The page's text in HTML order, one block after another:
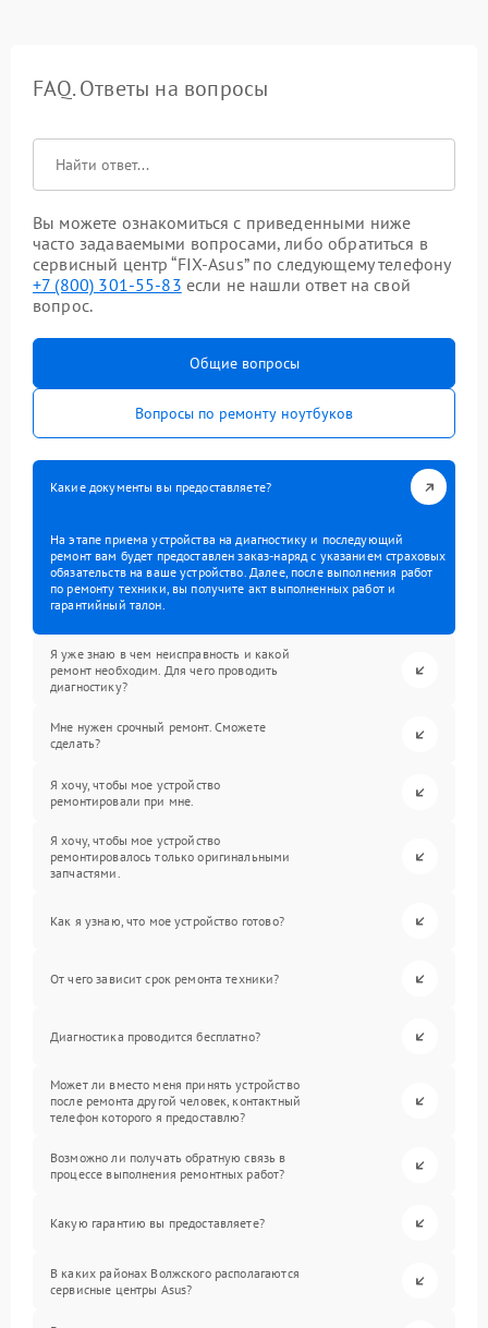
FAQ. Ответы на вопросы
Вы можете ознакомиться с приведенными ниже
часто задаваемыми вопросами, либо обратиться в
сервисный центр “FIX-Asus” по следующему телефону
+7 (800) 301-55-83 если не нашли ответ на свой
вопрос.
Общие вопросы
Вопросы по ремонту ноутбуков
Какие документы вы предоставляете?
На этапе приема устройства на диагностику и последующий
ремонт вам будет предоставлен заказ-наряд с указанием страховых
обязательств на ваше устройство. Далее, после выполнения работ
по ремонту техники, вы получите акт выполненных работ и
гарантийный талон.
Я уже знаю в чем неисправность и какой
ремонт необходим. Для чего проводить
диагностику?
Мне нужен срочный ремонт. Сможете
сделать?
Я хочу, чтобы мое устройство
ремонтировали при мне.
Я хочу, чтобы мое устройство
ремонтировалось только оригинальными
запчастями.
Как я узнаю, что мое устройство готово?
От чего зависит срок ремонта техники?
Диагностика проводится бесплатно?
Может ли вместо меня принять устройство
после ремонта другой человек, контактный
телефон которого я предоставлю?
Возможно ли получать обратную связь в
процессе выполнения ремонтных работ?
Какую гарантию вы предоставляете?
В каких районах Волжского располагаются
сервисные центры Asus?